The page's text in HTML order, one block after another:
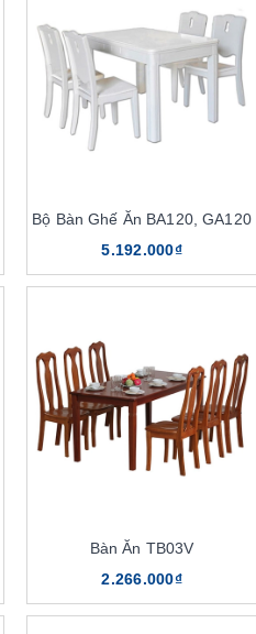
Bộ Bàn Ghế Ăn BA120, GA120
5.192.000₫
Bàn Ăn TB03V
2.266.000₫